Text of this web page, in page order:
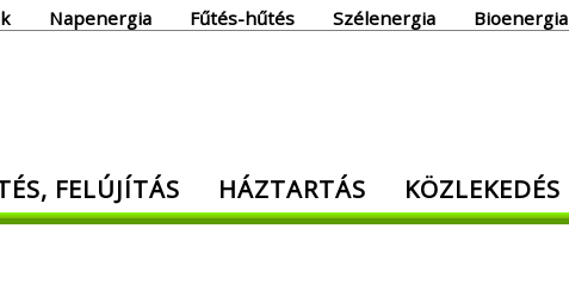
Napenergia Fűtés-hűtés Szélenergia Bioenergia
ami energia!
FELÚJÍTÁS HÁZTARTÁS KÖZLEKEDÉS